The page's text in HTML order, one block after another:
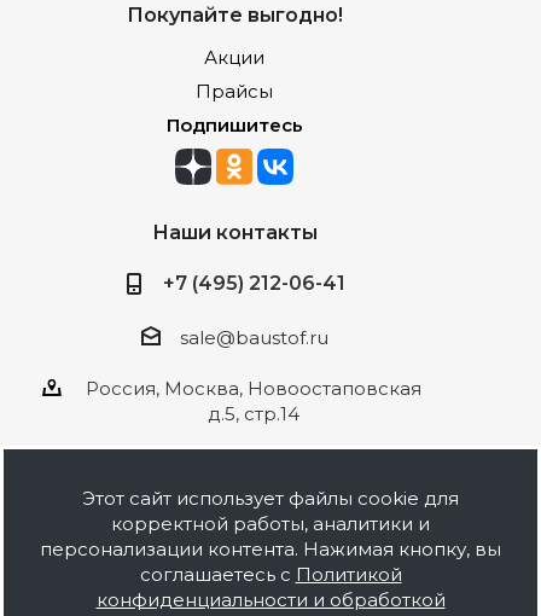
Покупайте выгодно!
Акции
Прайсы
Подпишитесь
Наши контакты
+7 (495) 212-06-41
sale@baustof.ru
Россия, Москва, Новоостаповская
д.5, стр.14
2026 © ООО Баустов. Собственное
производство лакокрасочной продукции,
оптовая и розничная продажа строительных
Этот сайт использует файлы cookie для
корректной работы, аналитики и
персонализации контента. Нажимая кнопку, вы
соглашаетесь с Политикой
конфиденциальности и обработкой